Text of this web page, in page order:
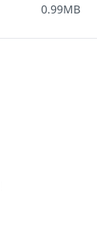
0.99MB